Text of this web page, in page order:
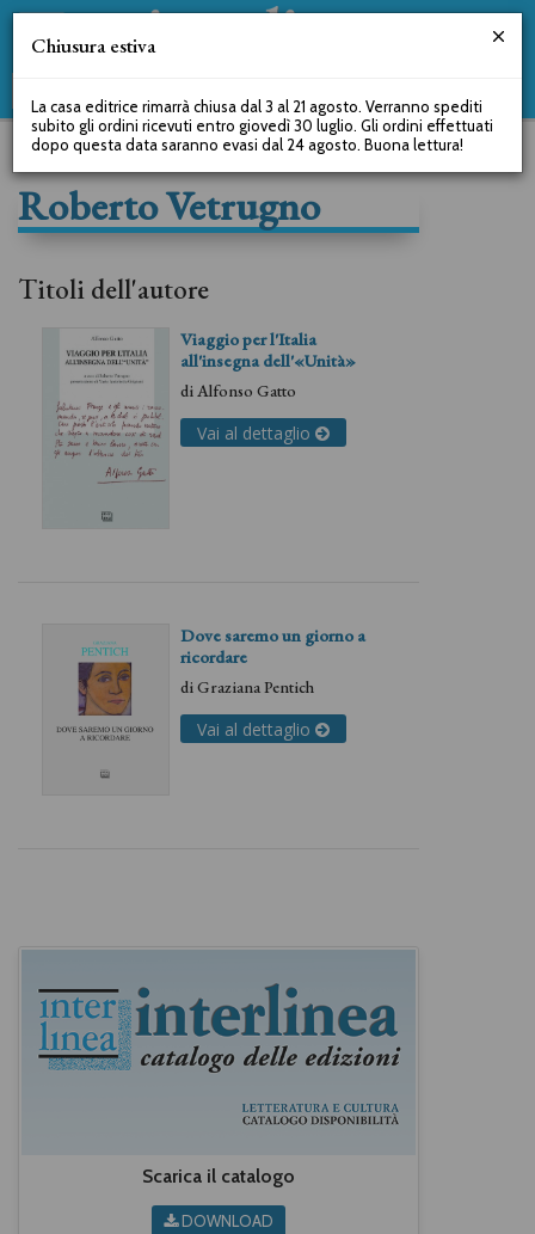
Roberto Vetrugno
Titoli dell'autore
Viaggio per l'Italia
all'insegna dell'«Unità»
diAlfonso Gatto
Vai al dettaglio
Dove saremo un giorno a
ricordare
diGraziana Pentich
Vai al dettaglio
Scarica il catalogo
DOWNLOAD
Chiusura estiva
La casa editrice rimarrà chiusa dal 3 al 21 agosto. Verranno spediti
subito gli ordini ricevuti entro giovedì 30 luglio. Gli ordini effettuati
dopo questa data saranno evasi dal 24 agosto. Buona lettura!